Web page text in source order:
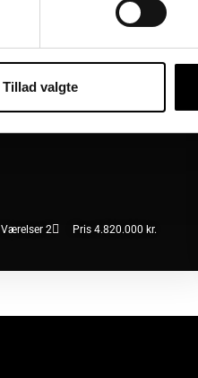
Tillad valgte
Værelser 2 Pris 4.820.000 kr.